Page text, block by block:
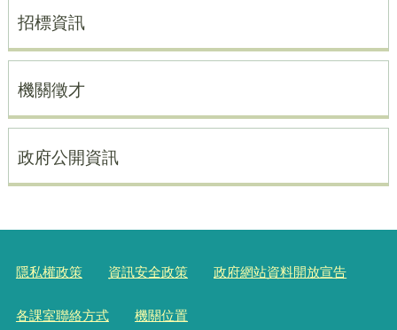
招標資訊
機關徵才
政府公開資訊
隱私權政策 資訊安全政策 政府網站資料開放宣告
各課室聯絡方式 機關位置